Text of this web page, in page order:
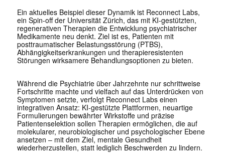
Ein aktuelles Beispiel dieser Dynamik ist Reconnect Labs,
ein Spin-off der Universität Zürich, das mit KI-gestützten,
regenerativen Therapien die Entwicklung psychiatrischer
Medikamente neu denkt. Ziel ist es, Patienten mit
posttraumatischer Belastungsstörung (PTBS),
Abhängigkeitserkrankungen und therapieresistenten
Störungen wirksamere Behandlungsoptionen zu bieten.
Während die Psychiatrie über Jahrzehnte nur schrittweise
Fortschritte machte und vielfach auf das Unterdrücken von
Symptomen setzte, verfolgt Reconnect Labs einen
integrativen Ansatz: KI-gestützte Plattformen, neuartige
Formulierungen bewährter Wirkstoffe und präzise
Patientenselektion sollen Therapien ermöglichen, die auf
molekularer, neurobiologischer und psychologischer Ebene
ansetzen – mit dem Ziel, mentale Gesundheit
wiederherzustellen, statt lediglich Beschwerden zu lindern.